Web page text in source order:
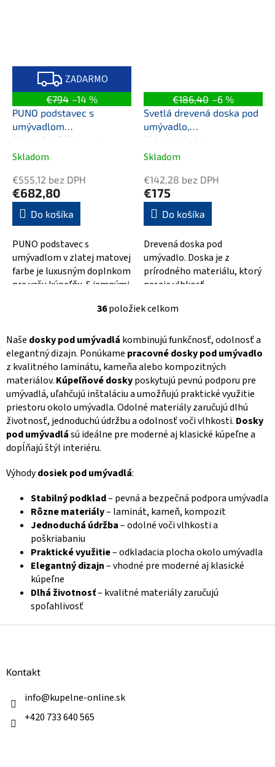
Z
A
D
A
R
M
O
ZADARMO
€794 –14 %
PUNO podstavec s
umývadlom
600x860x396mm, zlato
mat
Skladom
€555,12 bez DPH
€682,80
Do košíka
PUNO podstavec s
umývadlom v zlatej matovej
farbe je luxusným doplnkom
pre vašu kúpeľňu. S jemnými
€186,40 –6 %
Svetlá drevená doska pod
umývadlo,
1200x500x80mm
Skladom
€142,28 bez DPH
€175
Do košíka
Drevená doska pod
umývadlo. Doska je z
prírodného materiálu, ktorý
nesaje vlhkosť
O
l
d
a
c
i
e
p
r
v
p
i
s
36položiek celkom
Naše dosky pod umývadlá kombinujú funkčnosť, odolnosť a
elegantný dizajn. Ponúkame pracovné dosky pod umývadlo
z kvalitného laminátu, kameňa alebo kompozitných
materiálov. Kúpeľňové doskyposkytujú pevnú podporu pre
umývadlá, uľahčujú inštaláciu a umožňujú praktické využitie
priestoru okolo umývadla. Odolné materiály zaručujú dlhú
životnosť, jednoduchú údržbu a odolnosť voči vlhkosti. Dosky
pod umývadlású ideálne pre moderné aj klasické kúpeľne a
dopĺňajú štýl interiéru.
Výhodydosiek pod umývadlá:
Stabilný podklad– pevná a bezpečná podpora umývadla
Rôzne materiály– laminát, kameň, kompozit
Jednoduchá údržba– odolné voči vlhkosti a
poškriabaniu
Praktické využitie– odkladacia plocha okolo umývadla
Elegantný dizajn– vhodné pre moderné aj klasické
kúpeľne
Dlhá životnosť– kvalitné materiály zaručujú
spoľahlivosť
Kontakt
info@kupelne-online.sk
+420 733 640 565